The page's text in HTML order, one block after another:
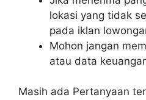
lokasi yang tidak
pada iklan
Mohon jangan
atau data
Masih ada Pertanyaan